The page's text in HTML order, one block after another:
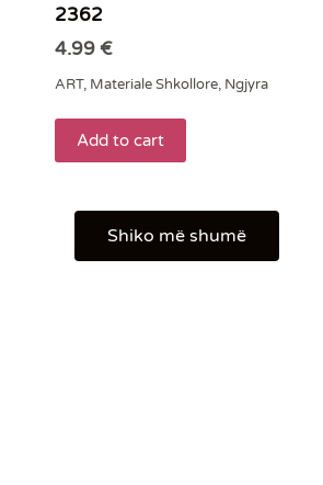
2362
4.99€
ART, Materiale Shkollore, Ngjyra
Add to cart
Shiko më shumë